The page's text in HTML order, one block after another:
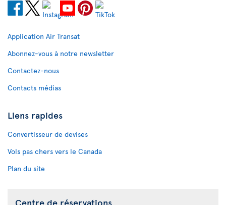
Application Air Transat
Abonnez-vous à notre newsletter
Contactez-nous
Contacts médias
Liens rapides
Convertisseur de devises
Vols pas chers vers le Canada
Plan du site
Centre de réservations